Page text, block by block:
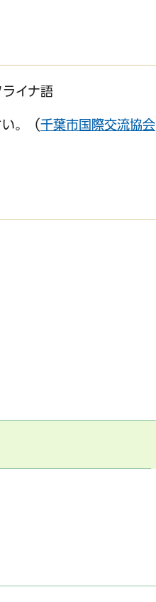
イナ語
。（千葉市国際交流協会